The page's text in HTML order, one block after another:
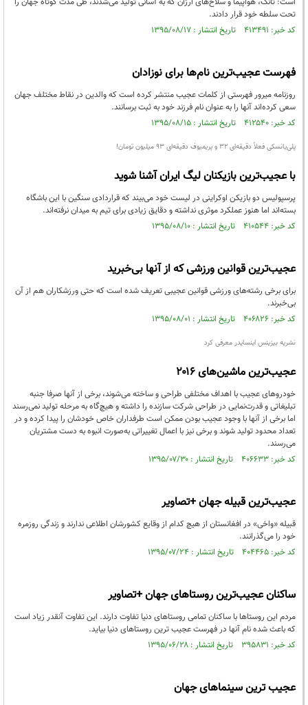
تحت سلطه خود قرار دادند.
کد خبر: ۴۱۳۴۹۱ تاریخ انتشار : ۱۳۹۵/۰۸/۱۷
فهرست عجیب‌ترین نام‌ها برای نوزادان
روزنامه میرور فهرستی از کلمات عجیب منتشر کرده است که والدین در نقاط مختلف جهان
سعی کرده‌اند آنها را به عنوان نام فرزند خود به ثبت برسانند.
کد خبر: ۴۱۲۵۴۰ تاریخ انتشار : ۱۳۹۵/۰۸/۱۵
پلی‌یانسکی فعلاً دقیقه‌ای ۳۲ و پریمیوف دقیقه‌ای ۹۳ میلیون تومان!
با عجیب‌ترین بازیکنان لیگ ایران آشنا شوید
پرسپولیس دو بازیکن اوکراینی در لیست خود می‌بیند که قراردادی سنگین با این باشگاه
بسته‌اند اما هنوز عملکرد موثری نداشته و دقایق زیادی برای تیم به میدان نرفته‌اند.
کد خبر: ۴۱۰۵۴۴ تاریخ انتشار : ۱۳۹۵/۰۸/۱۰
عجیب‌ترین قوانین ورزشی که از آنها بی‌خبرید
برای برخی رشته‌های ورزشی قوانین عجیبی تعریف شده است که حتی ورزشکاران هم از آن
بی‌خبرند.
کد خبر: ۴۰۶۸۲۶ تاریخ انتشار : ۱۳۹۵/۰۸/۰۱
نشریه بیزینس اینسایدر معرفی کرد
عجیب‌ترین ماشین‌های ۲۰۱۶
خودروهای عجیب با اهداف مختلفی طراحی و ساخته می‌شوند، برخی از آنها صرفا جنبه
تبلیغاتی و قدرت‌نمایی در طراحی شرکت سازنده را داشته و هیچ‌گاه به مرحله تولید نمی‌رسند
اما برخی از آنها با وجود عجیب بودن ممکن است طرفداران خاص خودشان را پیدا کرده و در
تعداد محدود تولید شوند و برخی نیز با اعمال تغییراتی به‌صورت انبوه به دست مشتریان
می‌رسند.
کد خبر: ۴۰۶۶۳۳ تاریخ انتشار : ۱۳۹۵/۰۷/۳۰
عجیب‌ترین قبیله جهان +تصاویر
قبیله «واخی» در افغانستان از هیچ کدام از وقایع کشورشان اطلاعی ندارند و زندگی روزمره
خود را می‌گذرانند.
کد خبر: ۴۰۴۴۶۵ تاریخ انتشار : ۱۳۹۵/۰۷/۲۴
ساکنان عجیب‌ترین روستاهای جهان +تصاویر
مردم این روستاها با ساکنان تمامی روستاهای دنیا تفاوت دارند. این تفاوت آنقدر زیاد است
که باعث شده نام آنها در فهرست عجیب ترین روستاهای دنیا بیاید.
کد خبر: ۳۹۵۸۳۱ تاریخ انتشار : ۱۳۹۵/۰۶/۲۸
عجیب ترین سینماهای جهان